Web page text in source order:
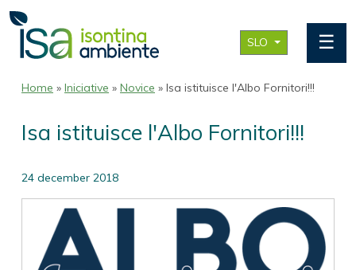
SLO ☰
Home » Iniciative » Novice » Isa istituisce l'Albo Fornitori!!!
Isa istituisce l'Albo Fornitori!!!
24 december 2018